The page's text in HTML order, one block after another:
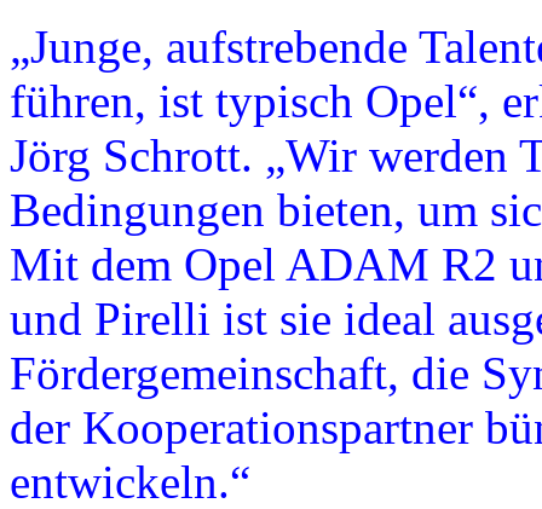
„Junge, aufstrebende
führen, ist typisch Opel“,
Jörg Schrott. „Wir werden
Bedingungen bieten, um
Mit dem Opel ADAM R2
und Pirelli ist sie ideal
Fördergemeinschaft, die
der Kooperationspartner
entwickeln.“